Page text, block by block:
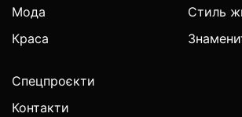
Мода
Краса
Стиль
Спецпроєкти
Контакти